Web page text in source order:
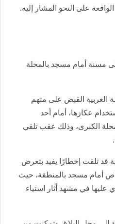
على النحو المشار إليه.
مسنة أمام مسجد بالمحلة
الغربية القبض على متهم
عكازها، أمام أحد
الكبرى، وذلك عقب تلقي
قد تلقت إخطارًا يفيد بتعرض
أمام مسجد بالمنطقة، حيث
عليها في مشهد أثار استياء